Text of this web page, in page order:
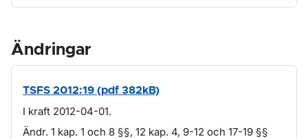
Ändringar
TSFS 2012:19 (pdf 382kB)
I kraft 2012-04-01.
Ändr. 1 kap. 1 och 8 §§, 12 kap. 4, 9-12 och 17-19 §§